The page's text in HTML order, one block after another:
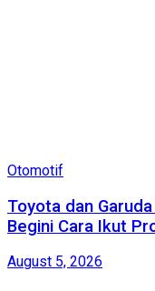
Otomotif
Toyota dan
Begini Cara Ikut
August 5, 2026